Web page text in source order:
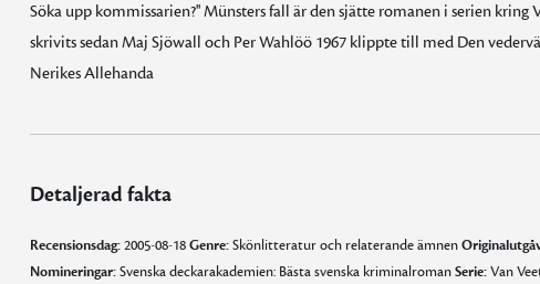
Söka upp kommissarien?'' Münsters fall är den sjätte romanen i serien kring
skrivits sedan Maj Sjöwall och Per Wahlöö 1967 klippte till med Den
Nerikes Allehanda
Detaljerad fakta
Recensionsdag:2005-08-18Genre:Skönlitteratur och relaterande ämnen
Nomineringar:Svenska deckarakademien: Bästa svenska kriminalromanSerie:Van